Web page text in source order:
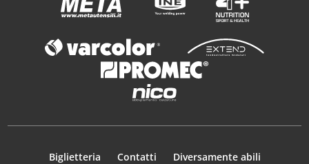
Biglietteria Contatti Diversamente abili